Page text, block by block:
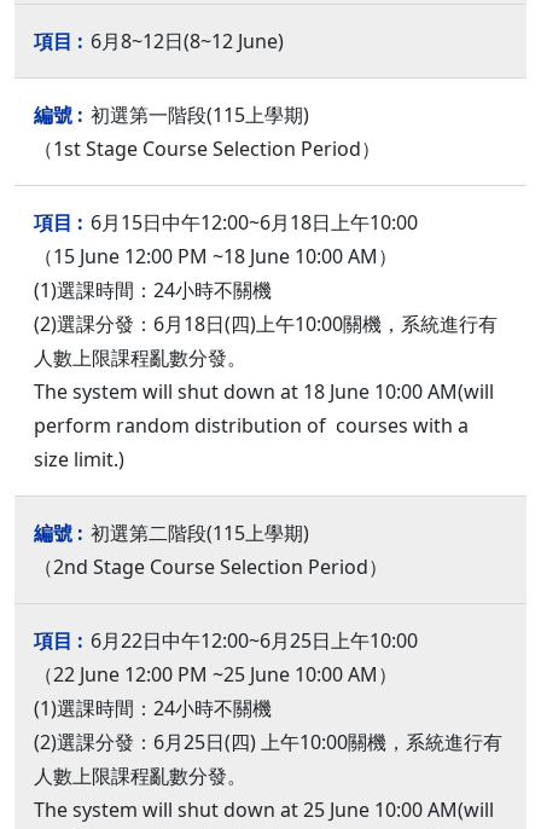
6月8~12日(8~12 June)
初選第一階段(115上學期)
（1st Stage Course Selection Period）
6月15日中午12:00~6月18日上午10:00
（15 June 12:00 PM ~18 June 10:00 AM）
(1)選課時間：24小時不關機
(2)選課分發：6月18日(四)上午10:00關機，系統進行有
人數上限課程亂數分發。
The system will shut down at 18 June 10:00 AM(will
perform random distribution of courses with a
size limit.)
初選第二階段(115上學期)
（2nd Stage Course Selection Period）
6月22日中午12:00~6月25日上午10:00
（22 June 12:00 PM ~25 June 10:00 AM）
(1)選課時間：24小時不關機
(2)選課分發：6月25日(四) 上午10:00關機，系統進行有
人數上限課程亂數分發。
The system will shut down at 25 June 10:00 AM(will